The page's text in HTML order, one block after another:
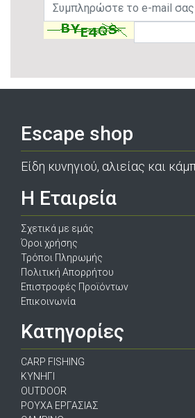
Escape shop
Είδη κυνηγιού, αλιείας και
Η Εταιρεία
Σχετικά με εμάς
Όροι χρήσης
Τρόποι Πληρωμής
Πολιτική Απορρήτου
Επιστροφές Προϊόντων
Επικοινωνία
Κατηγορίες
CARP FISHING
ΚΥΝΗΓΙ
OUTDOOR
ΡΟΥΧΑ ΕΡΓΑΣΙΑΣ